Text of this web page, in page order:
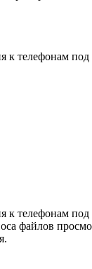
к телефонам
к телефонам
файлов